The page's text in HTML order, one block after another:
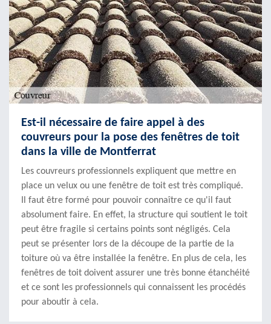
Est-il nécessaire de faire appel à des
couvreurs pour la pose des fenêtres de toit
dans la ville de Montferrat
Les couvreurs professionnels expliquent que mettre en
place un velux ou une fenêtre de toit est très compliqué.
Il faut être formé pour pouvoir connaître ce qu'il faut
absolument faire. En effet, la structure qui soutient le toit
peut être fragile si certains points sont négligés. Cela
peut se présenter lors de la découpe de la partie de la
toiture où va être installée la fenêtre. En plus de cela, les
fenêtres de toit doivent assurer une très bonne étanchéité
et ce sont les professionnels qui connaissent les procédés
pour aboutir à cela.